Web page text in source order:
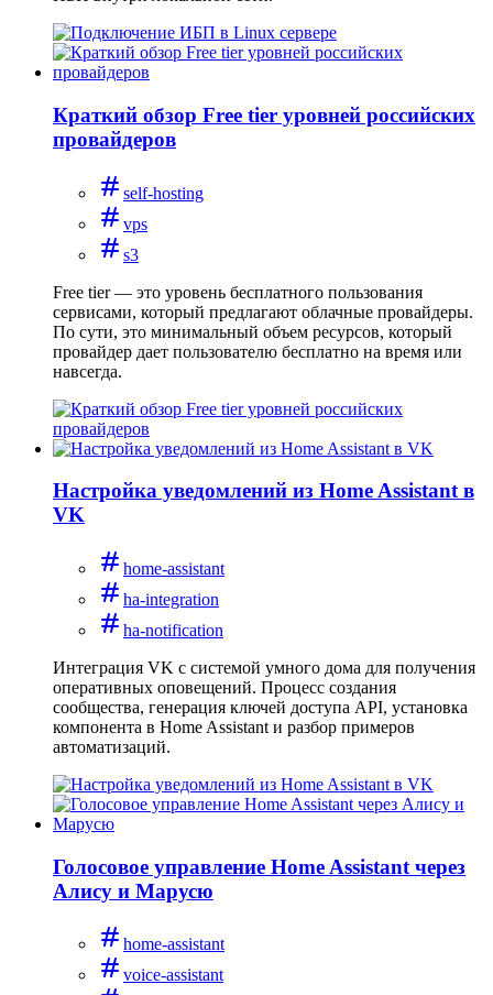
Краткий обзор Free tier уровней российских
провайдеров
self-hosting
vps
s3
Free tier — это уровень бесплатного пользования
сервисами, который предлагают облачные провайдеры.
По сути, это минимальный объем ресурсов, который
провайдер дает пользователю бесплатно на время или
навсегда.
Настройка уведомлений из Home Assistant в
VK
home-assistant
ha-integration
ha-notification
Интеграция VK с системой умного дома для получения
оперативных оповещений. Процесс создания
сообщества, генерация ключей доступа API, установка
компонента в Home Assistant и разбор примеров
автоматизаций.
Голосовое управление Home Assistant через
Алису и Марусю
home-assistant
voice-assistant